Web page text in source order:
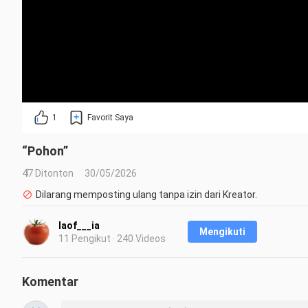
1 Favorit Saya
“Pohon”
47 Ditonton
30/05/2026
Dilarang memposting ulang tanpa izin dari Kreator.
laof___ia
11 Pengikut · 240 Videos
Mengikuti
Komentar